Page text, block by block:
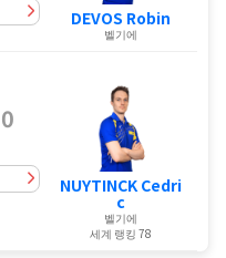
DEVOS Robin
벨기에
0
NUYTINCK Cedri
c
벨기에
세계 랭킹 78